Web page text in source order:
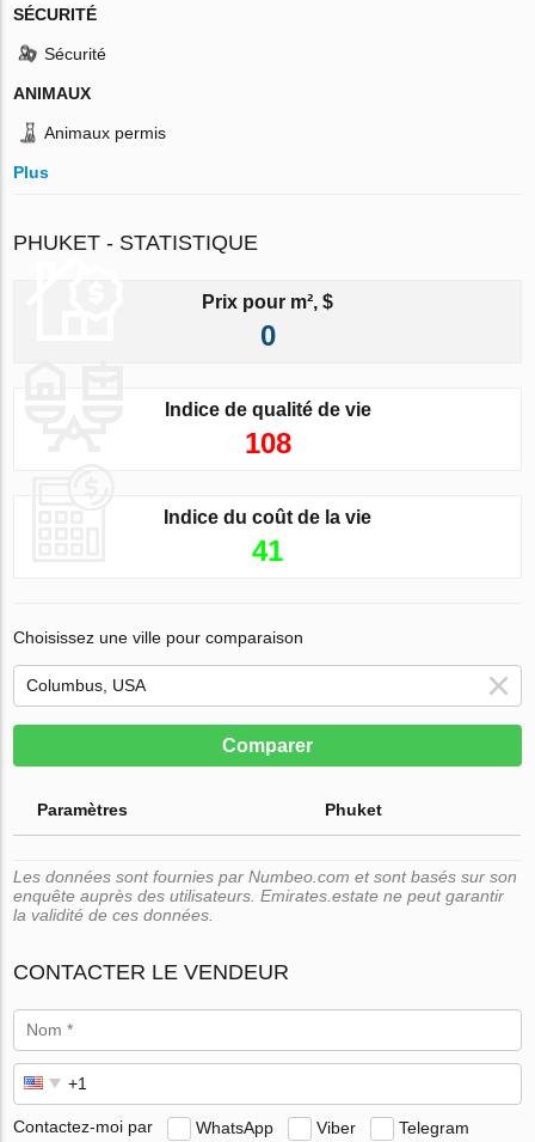
SÉCURITÉ
Sécurité
ANIMAUX
Animaux permis
Plus
PHUKET - STATISTIQUE
Prix pour m², $
0
Indice de qualité de vie
108
Indice du coût de la vie
41
Choisissez une ville pour comparaison
Comparer
Paramètres Phuket
Les données sont fournies par Numbeo.com et sont basés sur son
enquête auprès des utilisateurs. Emirates.estate ne peut garantir
la validité de ces données.
CONTACTER LE VENDEUR
Contactez-moi par WhatsApp Viber Telegram